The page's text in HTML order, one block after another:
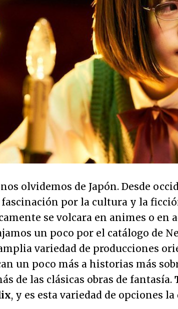
olvidemos de Japón. Desde
por la cultura y la
se volcara en animes o en
un poco por el catálogo de
variedad de producciones
un poco más a historias más
de las clásicas obras de fantasía.
, y es esta variedad de opciones